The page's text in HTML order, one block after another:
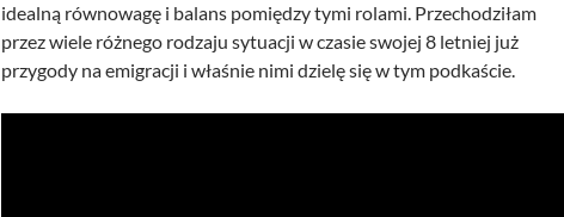
idealną równowagę i balans pomiędzy tymi rolami. Przechodziłam
przez wiele różnego rodzaju sytuacji w czasie swojej 8 letniej już
przygody na emigracji i właśnie nimi dzielę się w tym podkaście.